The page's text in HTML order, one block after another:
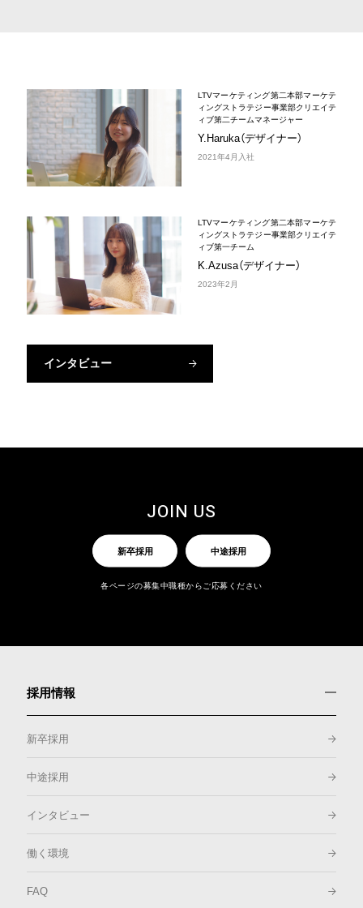
LTVマーケティング第二本部マーケテ
ィングストラテジー事業部クリエイテ
ィブ第二チームマネージャー
Y.Haruka（デザイナー）
2021年4月入社
LTVマーケティング第二本部マーケテ
ィングストラテジー事業部クリエイテ
ィブ第一チーム
K.Azusa（デザイナー）
2023年2月
インタビュー
JOIN US
新卒採用 中途採用
各ページの募集中職種からご応募ください
採用情報
新卒採用
中途採用
インタビュー
働く環境
FAQ